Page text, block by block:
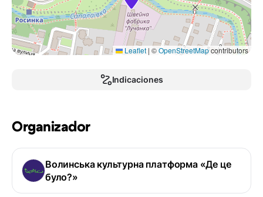
Leaflet | ©OpenStreetMapcontributors
Indicaciones
Organizador
Волинська культурна платформа «Де це
було?»